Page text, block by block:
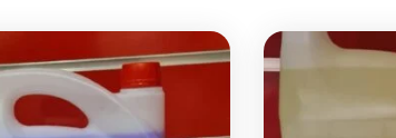
Add to wishlist